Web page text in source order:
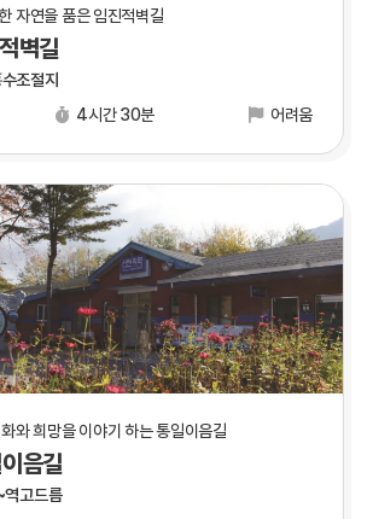
자연을 품은 임진적벽길
벽길
조절지
4시간 30분 어려움
와 희망을 이야기 하는 통일이음길
음길
역고드름